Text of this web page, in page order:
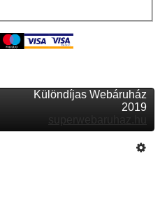
Különdíjas Webáruház
2019